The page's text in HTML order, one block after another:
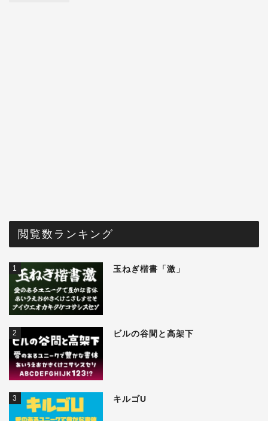
閲覧数ランキング
1 玉ねぎ楷書「激」
2 ビルの谷間と高架下
3 キルゴU